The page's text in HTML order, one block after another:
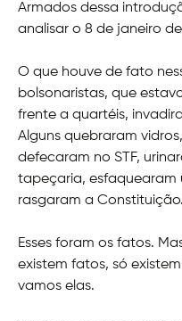
Armados dessa
analisar o 8 de janeiro de
O que houve de fato
bolsonaristas, que
frente a quartéis,
Alguns quebraram
defecaram no STF,
tapeçaria, esfaquearam
rasgaram a Constituição.
Esses foram os fatos.
existem fatos, só
vamos elas.